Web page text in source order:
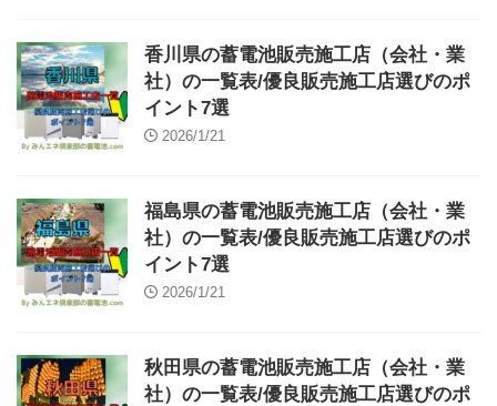
香川県の蓄電池販売施工店（会社・業
社）の一覧表/優良販売施工店選びのポ
イント7選
2026/1/21
福島県の蓄電池販売施工店（会社・業
社）の一覧表/優良販売施工店選びのポ
イント7選
2026/1/21
秋田県の蓄電池販売施工店（会社・業
社）の一覧表/優良販売施工店選びのポ